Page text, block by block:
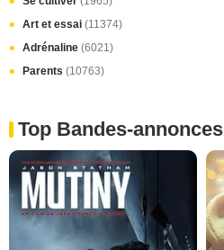
Art et essai (11374)
Adrénaline (6021)
Parents (10763)
Top Bandes-annonces